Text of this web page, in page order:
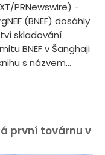
PRNewswire) -
(BNEF) dosáhly
skladování
BNEF v Šanghaji
s názvem...
první továrnu v